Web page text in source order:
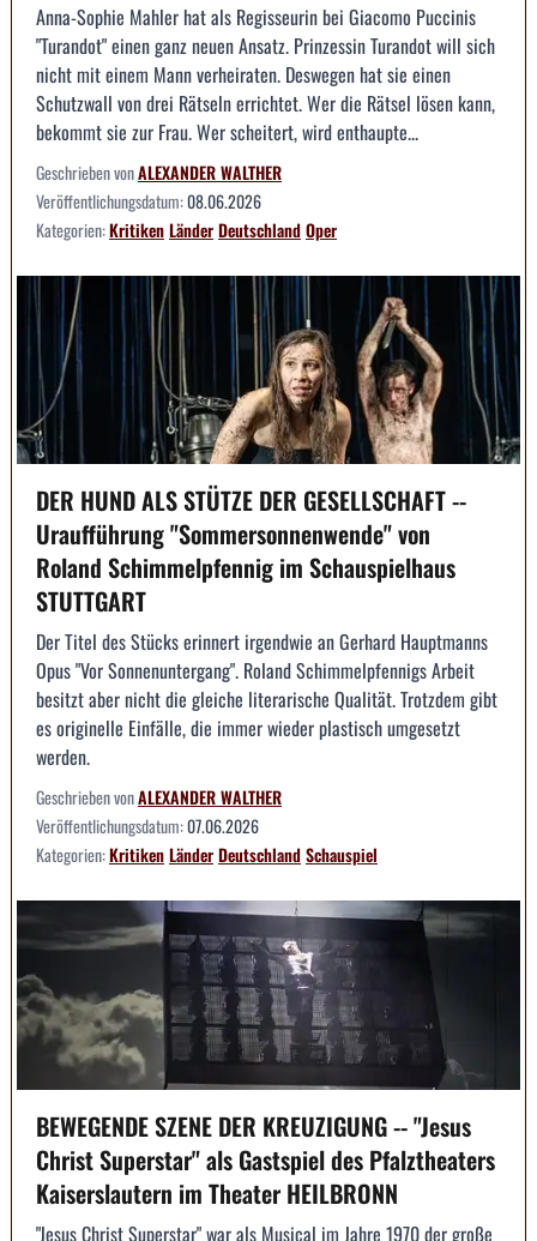
Anna-Sophie Mahler hat als Regisseurin bei Giacomo Puccinis
"Turandot" einen ganz neuen Ansatz. Prinzessin Turandot will sich
nicht mit einem Mann verheiraten. Deswegen hat sie einen
Schutzwall von drei Rätseln errichtet. Wer die Rätsel lösen kann,
bekommt sie zur Frau. Wer scheitert, wird enthaupte...
Geschrieben vonALEXANDER WALTHER
Veröffentlichungsdatum:08.06.2026
Kategorien:KritikenLänderDeutschlandOper
DER HUND ALS STÜTZE DER GESELLSCHAFT --
Uraufführung "Sommersonnenwende" von
Roland Schimmelpfennig im Schauspielhaus
STUTTGART
Der Titel des Stücks erinnert irgendwie an Gerhard Hauptmanns
Opus "Vor Sonnenuntergang". Roland Schimmelpfennigs Arbeit
besitzt aber nicht die gleiche literarische Qualität. Trotzdem gibt
es originelle Einfälle, die immer wieder plastisch umgesetzt
werden.
Geschrieben vonALEXANDER WALTHER
Veröffentlichungsdatum:07.06.2026
Kategorien:KritikenLänderDeutschlandSchauspiel
BEWEGENDE SZENE DER KREUZIGUNG -- "Jesus
Christ Superstar" als Gastspiel des Pfalztheaters
Kaiserslautern im Theater HEILBRONN
"Jesus Christ Superstar" war als Musical im Jahre 1970 der große